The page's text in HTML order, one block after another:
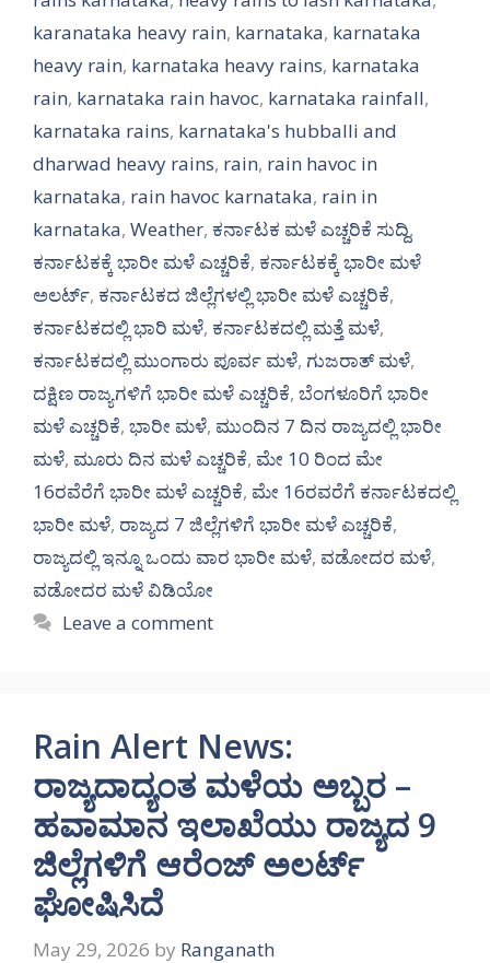
karanataka heavy rain, karnataka, karnataka
heavy rain, karnataka heavy rains, karnataka
rain, karnataka rain havoc, karnataka rainfall,
karnataka rains, karnataka's hubballi and
dharwad heavy rains, rain, rain havoc in
karnataka, rain havoc karnataka, rain in
karnataka, Weather, ಕರ್ನಾಟಕ ಮಳೆ ಎಚ್ಚರಿಕೆ ಸುದ್ದಿ,
ಕರ್ನಾಟಕಕ್ಕೆ ಭಾರೀ ಮಳೆ ಎಚ್ಚರಿಕೆ, ಕರ್ನಾಟಕಕ್ಕೆ ಭಾರೀ ಮಳೆ
ಅಲರ್ಟ್‌, ಕರ್ನಾಟಕದ ಜಿಲ್ಲೆಗಳಲ್ಲಿ ಭಾರೀ ಮಳೆ ಎಚ್ಚರಿಕೆ,
ಕರ್ನಾಟಕದಲ್ಲಿ ಭಾರಿ ಮಳೆ, ಕರ್ನಾಟಕದಲ್ಲಿ ಮತ್ತೆ ಮಳೆ,
ಕರ್ನಾಟಕದಲ್ಲಿ ಮುಂಗಾರು ಪೂರ್ವ ಮಳೆ, ಗುಜರಾತ್ ಮಳೆ,
ದಕ್ಷಿಣ ರಾಜ್ಯಗಳಿಗೆ ಭಾರೀ ಮಳೆ ಎಚ್ಚರಿಕೆ, ಬೆಂಗಳೂರಿಗೆ ಭಾರೀ
ಮಳೆ ಎಚ್ಚರಿಕೆ, ಭಾರೀ ಮಳೆ, ಮುಂದಿನ 7 ದಿನ ರಾಜ್ಯದಲ್ಲಿ ಭಾರೀ
ಮಳೆ, ಮೂರು ದಿನ ಮಳೆ ಎಚ್ಚರಿಕೆ, ಮೇ 10 ರಿಂದ ಮೇ
16ರವೆರೆಗೆ ಭಾರೀ ಮಳೆ ಎಚ್ಚರಿಕೆ, ಮೇ 16ರವರೆಗೆ ಕರ್ನಾಟಕದಲ್ಲಿ
ಭಾರೀ ಮಳೆ, ರಾಜ್ಯದ 7 ಜಿಲ್ಲೆಗಳಿಗೆ ಭಾರೀ ಮಳೆ ಎಚ್ಚರಿಕೆ,
ರಾಜ್ಯದಲ್ಲಿ ಇನ್ನೂ ಒಂದು ವಾರ ಭಾರೀ ಮಳೆ, ವಡೋದರ ಮಳೆ,
ವಡೋದರ ಮಳೆ ವಿಡಿಯೋ
Leave a comment
Rain Alert News:
ರಾಜ್ಯದಾದ್ಯಂತ ಮಳೆಯ ಅಬ್ಬರ –
ಹವಾಮಾನ ಇಲಾಖೆಯು ರಾಜ್ಯದ 9
ಜಿಲ್ಲೆಗಳಿಗೆ ಆರೆಂಜ್ ಅಲರ್ಟ್
ಘೋಷಿಸಿದೆ
May 29, 2026 by Ranganath